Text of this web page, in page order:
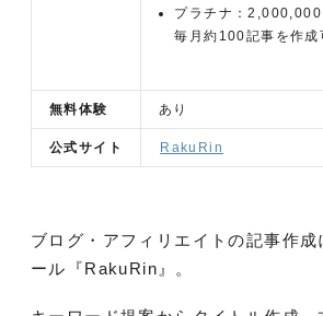
プラチナ：2,000,000
毎月約100記事を作成
無料体験 あり
公式サイト RakuRin
ブログ・アフィリエイトの記事作
ール『RakuRin』。